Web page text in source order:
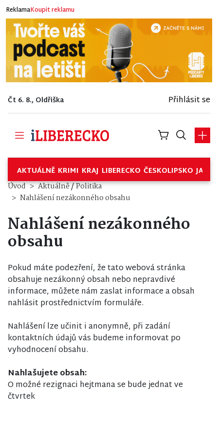
ReklamaKoupit reklamu
Čt 6. 8., Oldřiška Přihlásit se
AKTUÁLNĚ KRIMI KRAJ LIBERECKO ČESKOLIPSKO
Úvod Aktuálně/Politika
Nahlášení nezákonného obsahu
Nahlášení nezákonného
obsahu
Pokud máte podezření, že tato webová stránka
obsahuje nezákonný obsah nebo nepravdivé
informace, můžete nám zaslat informace a obsah
nahlásit prostřednictvím formuláře.
Nahlášení lze učinit i anonymně, při zadání
kontaktních údajů vás budeme informovat po
vyhodnocení obsahu.
Nahlašujete obsah:
O možné rezignaci hejtmana se bude jednat ve
čtvrtek